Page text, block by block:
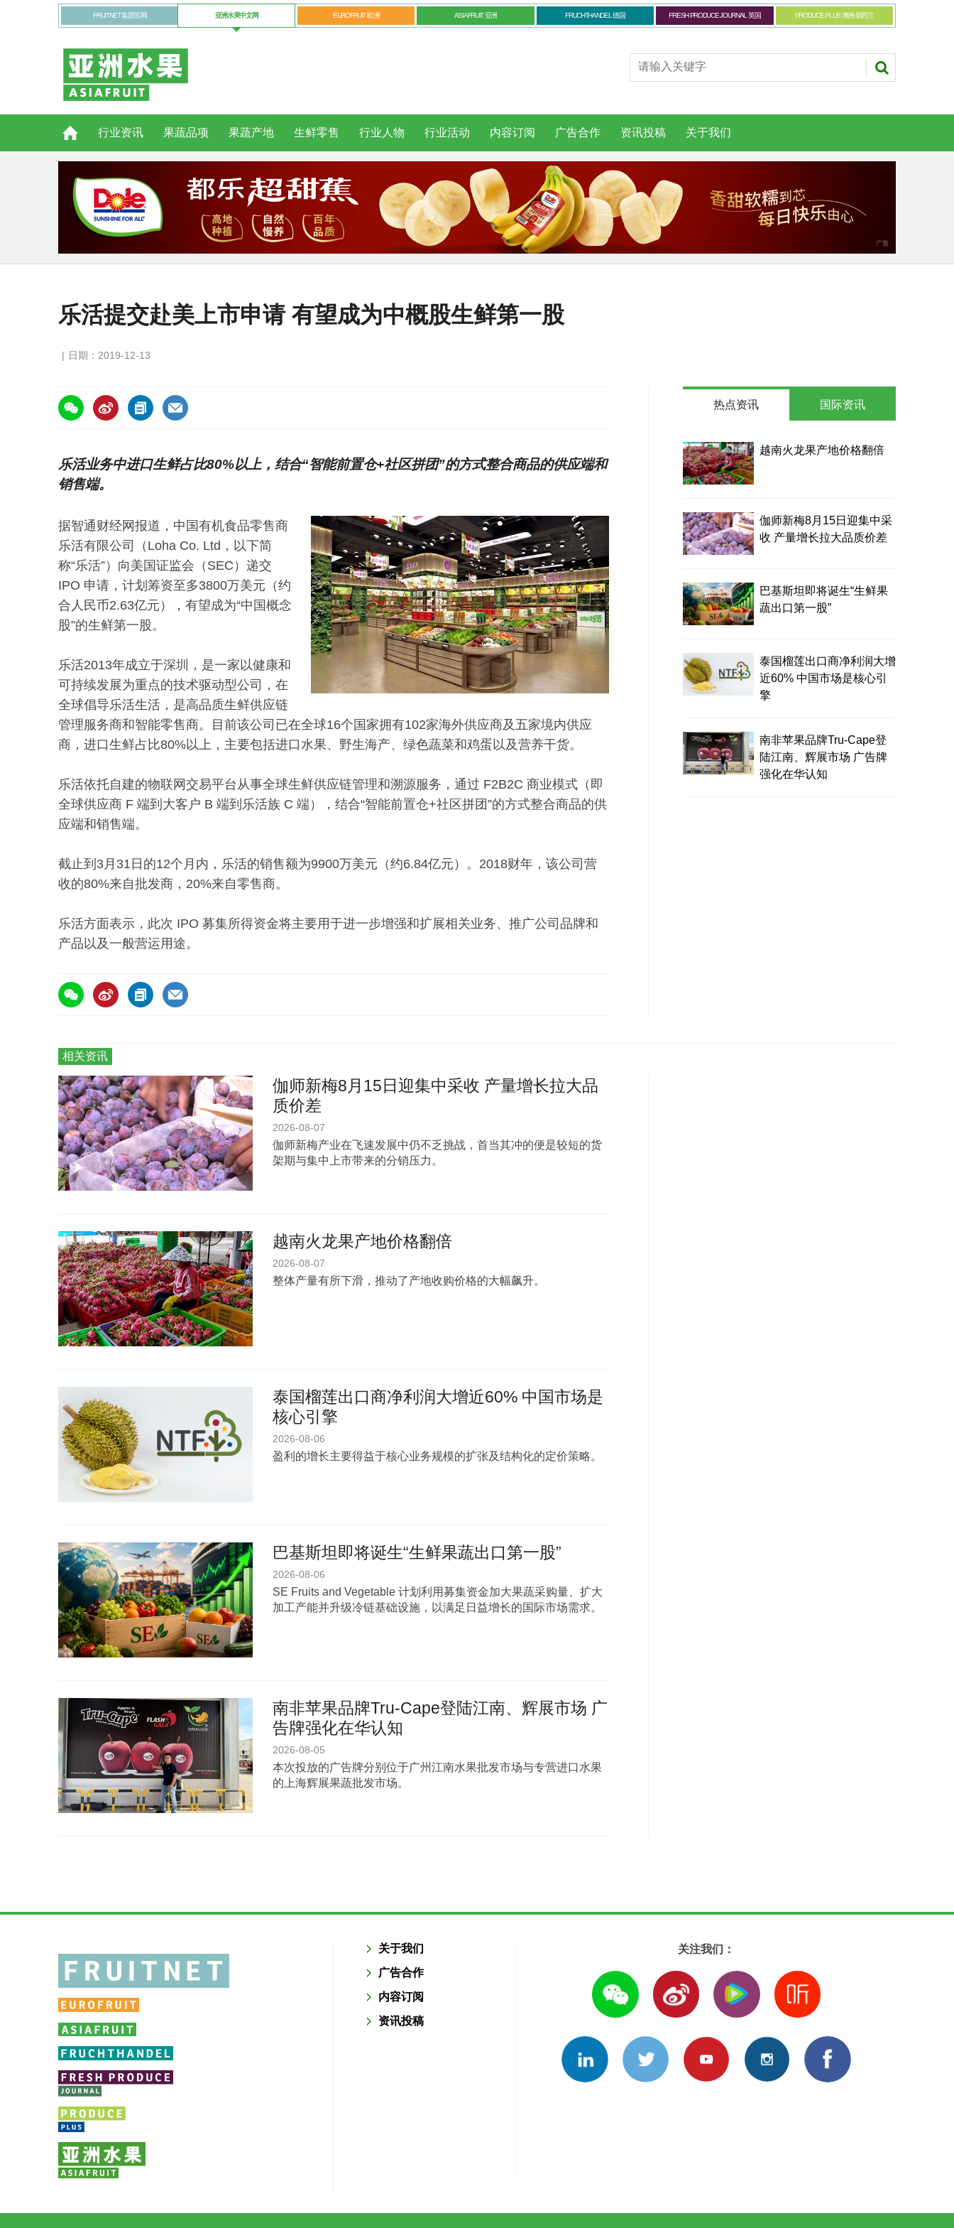
FRUITNET 集团官网 亚洲水果中文网 EUROFRUIT 欧洲 ASIAFRUIT 亚洲 FRUCHTHANDEL 德国 FRESH PRODUCE JOURNAL 英国 PRODUCE PLUS 澳洲-新西兰
行业资讯 果蔬品项 果蔬产地 生鲜零售 行业人物 行业活动 内容订阅 广告合作 资讯投稿 关于我们
乐活提交赴美上市申请 有望成为中概股生鲜第一股
日期：2019-12-13
https://asiafruitchina.net/18981.html
乐活业务中进口生鲜占比80%以上，结合“智能前置仓+社区拼团”的方式整合商品的供应端和
销售端。
据智通财经网报道，中国有机食品零售商
乐活有限公司（Loha Co. Ltd，以下简
称“乐活”）向美国证监会（SEC）递交
IPO 申请，计划筹资至多3800万美元（约
合人民币2.63亿元），有望成为“中国概念
股”的生鲜第一股。
乐活2013年成立于深圳，是一家以健康和
可持续发展为重点的技术驱动型公司，在
全球倡导乐活生活，是高品质生鲜供应链
管理服务商和智能零售商。目前该公司已在全球16个国家拥有102家海外供应商及五家境内供应
商，进口生鲜占比80%以上，主要包括进口水果、野生海产、绿色蔬菜和鸡蛋以及营养干货。
乐活依托自建的物联网交易平台从事全球生鲜供应链管理和溯源服务，通过 F2B2C 商业模式（即
全球供应商 F 端到大客户 B 端到乐活族 C 端），结合“智能前置仓+社区拼团”的方式整合商品的供
应端和销售端。
截止到3月31日的12个月内，乐活的销售额为9900万美元（约6.84亿元）。2018财年，该公司营
收的80%来自批发商，20%来自零售商。
乐活方面表示，此次 IPO 募集所得资金将主要用于进一步增强和扩展相关业务、推广公司品牌和
产品以及一般营运用途。
热点资讯
越南火龙果产地价格翻倍
伽师新梅8月15日迎集中采
收 产量增长拉大品质价差
巴基斯坦即将诞生“生鲜果
蔬出口第一股”
泰国榴莲出口商净利润大增
近60% 中国市场是核心引
擎
南非苹果品牌Tru-Cape登
陆江南、辉展市场 广告牌
强化在华认知
国际资讯
相关资讯
伽师新梅8月15日迎集中采收 产量增长拉大品
质价差
2026-08-07
伽师新梅产业在飞速发展中仍不乏挑战，首当其冲的便是较短的货
架期与集中上市带来的分销压力。
越南火龙果产地价格翻倍
2026-08-07
整体产量有所下滑，推动了产地收购价格的大幅飙升。
泰国榴莲出口商净利润大增近60% 中国市场是
核心引擎
2026-08-06
盈利的增长主要得益于核心业务规模的扩张及结构化的定价策略。
巴基斯坦即将诞生“生鲜果蔬出口第一股”
2026-08-06
SE Fruits and Vegetable 计划利用募集资金加大果蔬采购量、扩大
加工产能并升级冷链基础设施，以满足日益增长的国际市场需求。
南非苹果品牌Tru-Cape登陆江南、辉展市场 广
告牌强化在华认知
2026-08-05
本次投放的广告牌分别位于广州江南水果批发市场与专营进口水果
的上海辉展果蔬批发市场。
关于我们
广告合作
内容订阅
资讯投稿
关注我们：